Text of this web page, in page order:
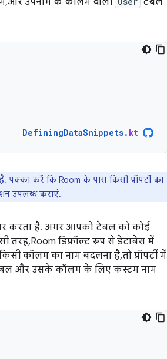
DefiningDataSnippets. kt
पक्का करें कि Room के पास किसी प्रॉपर्टी का
उपलब्ध कराएं.
करता है. अगर आपको टेबल को कोई
तरह, Room डिफ़ॉल्ट रूप से डेटाबेस में
कॉलम का नाम बदलना है, तो प्रॉपर्टी में
टेबल और उसके कॉलम के लिए कस्टम नाम